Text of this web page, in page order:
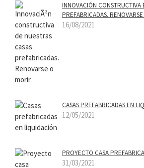
INNOVACIÓN CONSTRUCTIVA
PREFABRICADAS.
16/08/2021
CASAS PREFABRICADAS EN
12/05/2021
PROYECTO CASA
31/03/2021